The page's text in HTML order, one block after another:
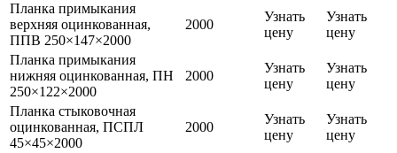
Планка примыкания
верхняя оцинкованная,
ППВ 250×147×2000
2000
Узнать
цену
Узнать
цену
Планка примыкания
нижняя оцинкованная, ПН
250×122×2000
2000
Узнать
цену
Узнать
цену
Планка стыковочная
оцинкованная, ПСПЛ
45×45×2000
2000
Узнать
цену
Узнать
цену